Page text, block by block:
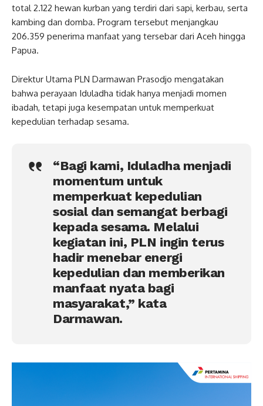
total 2.122 hewan kurban yang terdiri dari sapi, kerbau, serta
kambing dan domba. Program tersebut menjangkau
206.359 penerima manfaat yang tersebar dari Aceh hingga
Papua.
Direktur Utama PLN Darmawan Prasodjo mengatakan
bahwa perayaan Iduladha tidak hanya menjadi momen
ibadah, tetapi juga kesempatan untuk memperkuat
kepedulian terhadap sesama.
“Bagi kami, Iduladha menjadi
momentum untuk
memperkuat kepedulian
sosial dan semangat berbagi
kepada sesama. Melalui
kegiatan ini, PLN ingin terus
hadir menebar energi
kepedulian dan memberikan
manfaat nyata bagi
masyarakat,” kata
Darmawan.